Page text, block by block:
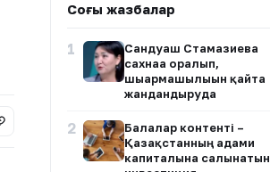
Соңғы жазбалар
1
Сандуғаш Стамғазиева
сахнаға оралып,
шығармашылығын қайта
жандандыруда
2
Балалар контенті –
Қазақстанның адами
капиталына салынатын